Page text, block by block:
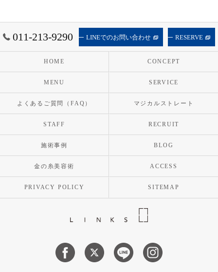
011-213-9290 LINEでのお問い合わせ RESERVE
HOME CONCEPT
MENU SERVICE
よくあるご質問（FAQ） マジカルストレート
STAFF RECRUIT
施術事例 BLOG
金の糸美容術 ACCESS
PRIVACY POLICY SITEMAP